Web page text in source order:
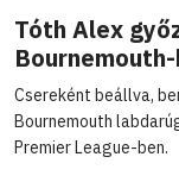
Tóth Alex
Csereként beállva,
Bournemouth
Premier League-ben.